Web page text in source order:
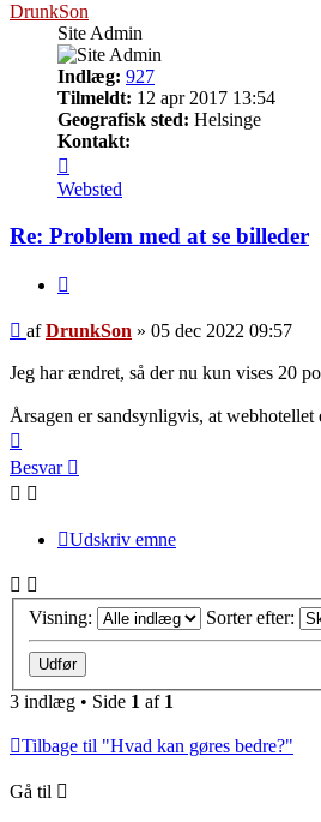
DrunkSon
Site Admin
Indlæg: 927
Tilmeldt: 12 apr 2017 13:54
Geografisk sted: Helsinge
Kontakt:
DrunkSon
Websted
Re: Problem med at se billeder
Indlæg
afDrunkSon » 05 dec 2022 09:57
Jeg har ændret, så der nu kun vises 20
Årsagen er sandsynligvis, at
Besvar
Udskriv emne
Visning: Sorter efter:
3 indlæg • Side 1 af 1
Tilbage til "Hvad kan gøres bedre?"
Gå til